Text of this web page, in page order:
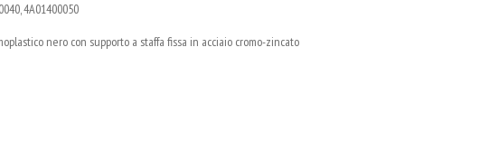
4A01400050
nero con supporto a staffa fissa in acciaio cromo-zincato